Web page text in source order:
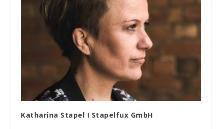
Katharina Stapel I Stapelfux GmbH